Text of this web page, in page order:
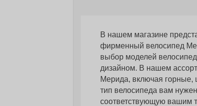
В нашем магазине
фирменный велосипед
выбор моделей
дизайном. В нашем
Мерида, включая горные,
тип велосипеда вам
соответствующую вашим